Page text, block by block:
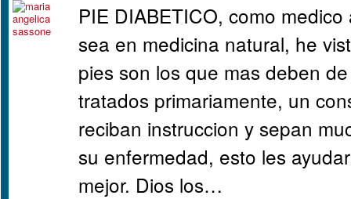
PIE DIABETICO, como
sea en medicina natural, he
pies son los que mas deben
tratados primariamente, un
reciban instruccion y sepan
su enfermedad, esto les
mejor. Dios los…